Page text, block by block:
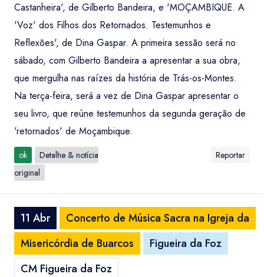
Castanheira', de Gilberto Bandeira, e 'MOÇAMBIQUE. A
'Voz' dos Filhos dos Retornados. Testemunhos e
Reflexões', de Dina Gaspar. A primeira sessão será no
sábado, com Gilberto Bandeira a apresentar a sua obra,
que mergulha nas raízes da história de Trás-os-Montes.
Na terça-feira, será a vez de Dina Gaspar apresentar o
seu livro, que reúne testemunhos da segunda geração de
'retornados' de Moçambique.
ok
Detalhe & notícia
original
Reportar
11 Abr
Concerto de Música Sacra na Igreja da
Misericórdia de Buarcos
Figueira da Foz
CM Figueira da Foz